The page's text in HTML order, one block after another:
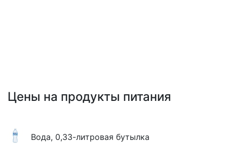
Цены на продукты питания
Вода, 0,33-литровая бутылка